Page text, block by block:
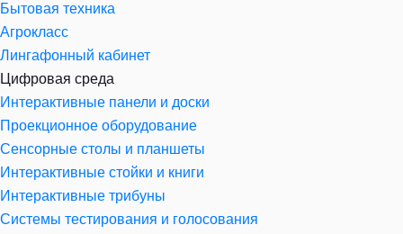
Бытовая техника
Агрокласс
Лингафонный кабинет
Цифровая среда
Интерактивные панели и доски
Проекционное оборудование
Сенсорные столы и планшеты
Интерактивные стойки и книги
Интерактивные трибуны
Системы тестирования и голосования